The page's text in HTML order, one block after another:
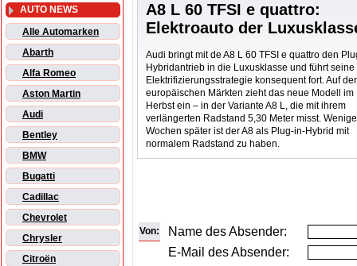
AUTO NEWS
Alle Automarken
Abarth
Alfa Romeo
Aston Martin
Audi
Bentley
BMW
Bugatti
Cadillac
Chevrolet
Chrysler
Citroën
A8 L 60 TFSI e quattro:
Elektroauto der
Audi bringt mit de A8 L 60 TFSI e quattro den
Hybridantrieb in die Luxusklasse und führt seine
Elektrifizierungsstrategie konsequent fort. Auf
europäischen Märkten zieht das neue Modell im
Herbst ein – in der Variante A8 L, die mit ihrem
verlängerten Radstand 5,30 Meter misst. Wenige
Wochen später ist der A8 als Plug-in-Hybrid mit
normalem Radstand zu haben.
Von:
Name des Absender:
E-Mail des Absender: